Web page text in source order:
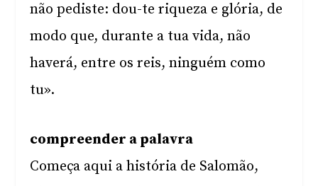
não pediste: dou-te riqueza e glória, de
modo que, durante a tua vida, não
haverá, entre os reis, ninguém como
tu».
compreender a palavra
Começa aqui a história de Salomão,